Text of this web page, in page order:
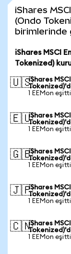
iShares
(Ondo
birimlerinde
iShares MSCI
Tokenized)
🇺🇸iShares
1 EEMon
🇪🇺iShares
1 EEMon
🇬🇧iShares
1 EEMon
🇯🇵iShares
1 EEMon
🇨🇳iShares
1 EEMon